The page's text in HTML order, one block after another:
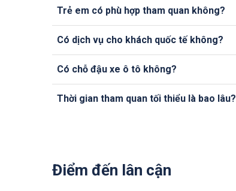
Trẻ em có phù hợp tham quan không?
Có dịch vụ cho khách quốc tế không?
Có chỗ đậu xe ô tô không?
Thời gian tham quan tối thiểu là bao lâu?
Điểm đến lân cận